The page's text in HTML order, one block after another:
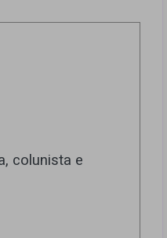
colunista e